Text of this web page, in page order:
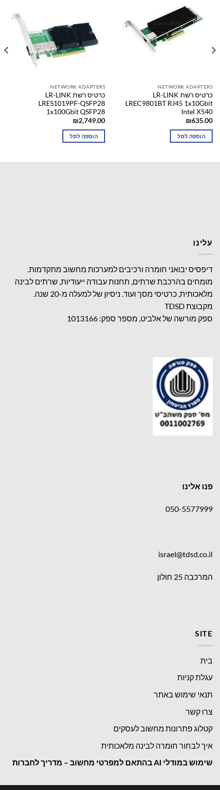
NETWORK ADAPTERS
כרטיס רשת LR-LINK
LREC9801BT RJ45 1x10Gbit
Intel X540
₪635.00
הוספה לסל
NETWORK ADAPTERS
כרטיס רשת LR-LINK
LRES1019PF-QSFP28
1x100Gbit QSFP28
₪2,749.00
הוספה לסל
עלינו
דיפסיס יבואני חומרה ורכיבים למערכות מחשוב מתקדמות.
מומחים בהרכבת שרתים, תחנות עבודה ייעודיות, שרתים לבינה
מלאכותית, כרטיסי מסך ועוד. ניסיון של למעלה מ-20 שנה.
מקבוצת TDSD
ספק מורשה של אלביט, מספר ספק: 1013166
פנו אלינו
050-5577999
israel@tdsd.co.il
המרכבה 25 חולון
SITE
בית
עגלת קניות
תנאי שימוש באתר
צרו קשר
קטלוג פתרונות מחשוב לעסקים
איך לבחור חומרה לבינה מלאכותית
שימוש במודלי